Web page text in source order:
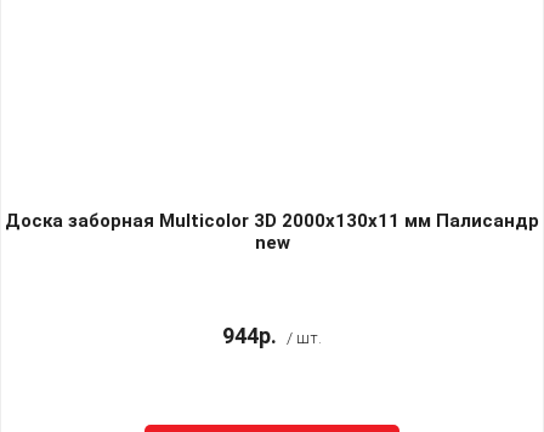
Доска заборная Multicolor 3D 2000х130х11 мм Палисандр
new
944р. / шт.